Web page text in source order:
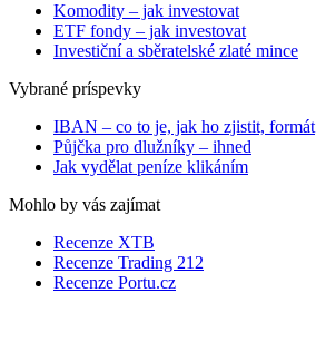
Komodity – jak investovat
ETF fondy – jak investovat
Investiční a sběratelské zlaté mince
Vybrané príspevky
IBAN – co to je, jak ho zjistit, formát
Půjčka pro dlužníky – ihned
Jak vydělat peníze klikáním
Mohlo by vás zajímat
Recenze XTB
Recenze Trading 212
Recenze Portu.cz